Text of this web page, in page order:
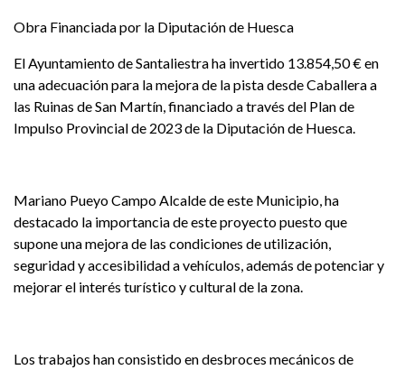
Obra Financiada por la Diputación de Huesca
El Ayuntamiento de Santaliestra ha invertido 13.854,50 € en
una adecuación para la mejora de la pista desde Caballera a
las Ruinas de San Martín, financiado a través del Plan de
Impulso Provincial de 2023 de la Diputación de Huesca.
Mariano Pueyo Campo Alcalde de este Municipio, ha
destacado la importancia de este proyecto puesto que
supone una mejora de las condiciones de utilización,
seguridad y accesibilidad a vehículos, además de potenciar y
mejorar el interés turístico y cultural de la zona.
Los trabajos han consistido en desbroces mecánicos de